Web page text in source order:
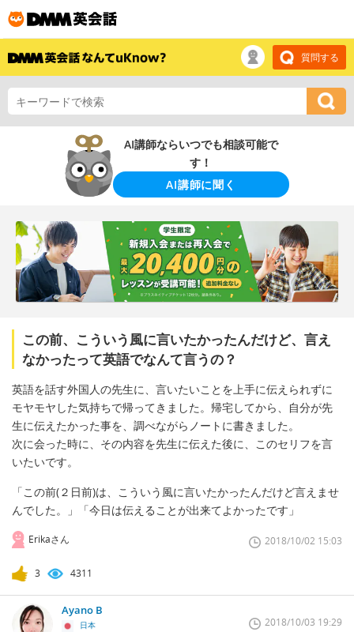
質問する
AI講師ならいつでも相談可能で
す！
AI講師に聞く
この前、こういう風に言いたかったんだけど、言え
なかったって英語でなんて言うの？
英語を話す外国人の先生に、言いたいことを上手に伝えられずに
モヤモヤした気持ちで帰ってきました。帰宅してから、自分が先
生に伝えたかった事を、調べながらノートに書きました。
次に会った時に、その内容を先生に伝えた後に、このセリフを言
いたいです。
「この前(２日前)は、こういう風に言いたかったんだけど言えませ
んでした。」「今日は伝えることが出来てよかったです」
Erikaさん 2018/10/02 15:03
3 4311
Ayano B
日本 2018/10/03 19:29